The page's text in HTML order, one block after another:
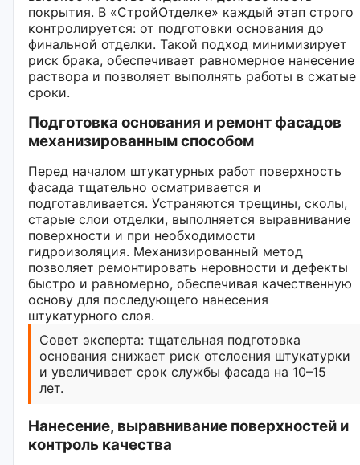
покрытия. В «СтройОтделке» каждый этап строго
контролируется: от подготовки основания до
финальной отделки. Такой подход минимизирует
риск брака, обеспечивает равномерное нанесение
раствора и позволяет выполнять работы в сжатые
сроки.
Подготовка основания и ремонт фасадов
механизированным способом
Перед началом штукатурных работ поверхность
фасада тщательно осматривается и
подготавливается. Устраняются трещины, сколы,
старые слои отделки, выполняется выравнивание
поверхности и при необходимости
гидроизоляция. Механизированный метод
позволяет ремонтировать неровности и дефекты
быстро и равномерно, обеспечивая качественную
основу для последующего нанесения
штукатурного слоя.
Совет эксперта: тщательная подготовка
основания снижает риск отслоения штукатурки
и увеличивает срок службы фасада на 10–15
лет.
Нанесение, выравнивание поверхностей и
контроль качества